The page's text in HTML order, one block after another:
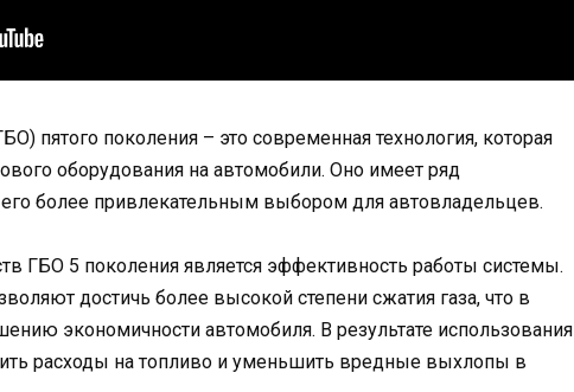
пятого поколения – это современная технология, которая
оборудования на автомобили. Оно имеет ряд
более привлекательным выбором для автовладельцев.
ГБО 5 поколения является эффективность работы системы.
достичь более высокой степени сжатия газа, что в
экономичности автомобиля. В результате использования
расходы на топливо и уменьшить вредные выхлопы в